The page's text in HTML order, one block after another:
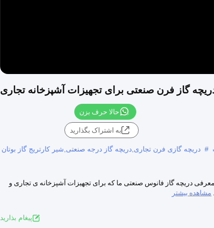
گاز فرن صنعتی برای تجهیزات آشپزخانه تجاری
حالا حرف بزن
به اشتراک بگذارید
# دریچه گازی فرن تجاری,دریچه گاز درجه صنعتی,شیر کارتریج گاز بوتان
دریچه گاز فانوس صنعتی ما که برای تجهیزات آشپزخانه ی تجاری و
مشاهده بیشتر
پيغام بذاريد